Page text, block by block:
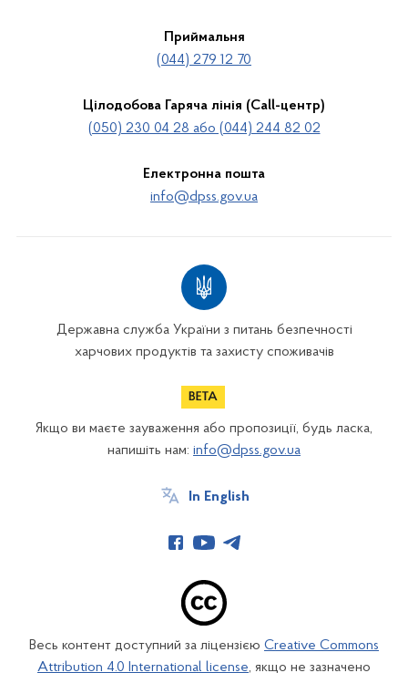
Приймальня
(044) 279 12 70
Цілодобова Гаряча лінія (Call-центр)
(050) 230 04 28 або (044) 244 82 02
Електронна пошта
info@dpss.gov.ua
Державна служба України з питань безпечності
харчових продуктів та захисту споживачів
Якщо ви маєте зауваження або пропозиції, будь ласка,
напишіть нам: info@dpss.gov.ua
In English
Весь контент доступний за ліцензією Creative Commons
Attribution 4.0 International license, якщо не зазначено